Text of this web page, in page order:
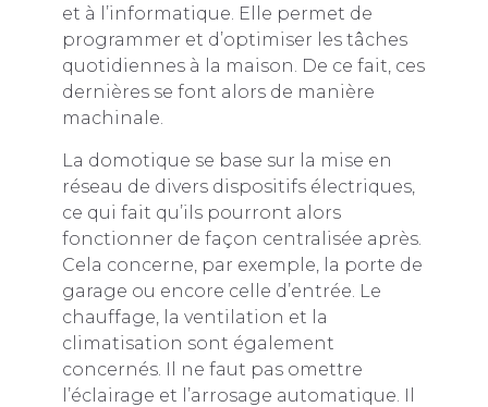
et à l’informatique. Elle permet de
programmer et d’optimiser les tâches
quotidiennes à la maison. De ce fait, ces
dernières se font alors de manière
machinale.
La domotique se base sur la mise en
réseau de divers dispositifs électriques,
ce qui fait qu’ils pourront alors
fonctionner de façon centralisée après.
Cela concerne, par exemple, la porte de
garage ou encore celle d’entrée. Le
chauffage, la ventilation et la
climatisation sont également
concernés. Il ne faut pas omettre
l’éclairage et l’arrosage automatique. Il